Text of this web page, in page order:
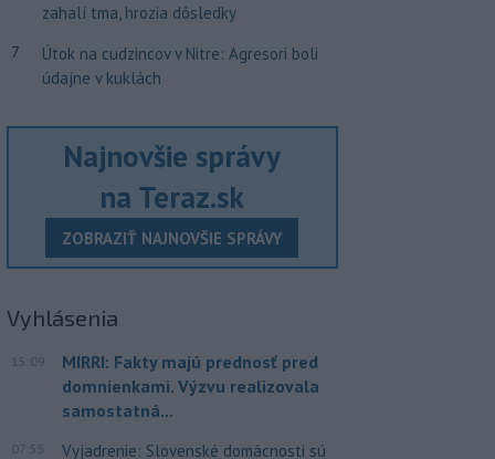
zahalí tma, hrozia dôsledky
7
Útok na cudzincov v Nitre: Agresori boli
údajne v kuklách
Najnovšie správy
na Teraz.sk
ZOBRAZIŤ NAJNOVŠIE SPRÁVY
Vyhlásenia
15:09
MIRRI: Fakty majú prednosť pred
domnienkami. Výzvu realizovala
samostatná...
07:55 Vyjadrenie: Slovenské domácnosti sú